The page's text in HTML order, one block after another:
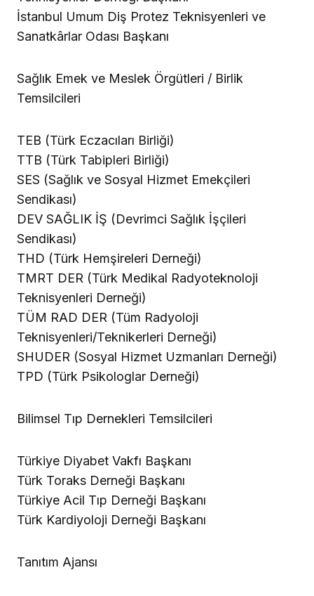
İstanbul Umum Diş Protez Teknisyenleri ve
Sanatkârlar Odası Başkanı
Sağlık Emek ve Meslek Örgütleri / Birlik
Temsilcileri
TEB (Türk Eczacıları Birliği)
TTB (Türk Tabipleri Birliği)
SES (Sağlık ve Sosyal Hizmet Emekçileri
Sendikası)
DEV SAĞLIK İŞ (Devrimci Sağlık İşçileri
Sendikası)
THD (Türk Hemşireleri Derneği)
TMRT DER (Türk Medikal Radyoteknoloji
Teknisyenleri Derneği)
TÜM RAD DER (Tüm Radyoloji
Teknisyenleri/Teknikerleri Derneği)
SHUDER (Sosyal Hizmet Uzmanları Derneği)
TPD (Türk Psikologlar Derneği)
Bilimsel Tıp Dernekleri Temsilcileri
Türkiye Diyabet Vakfı Başkanı
Türk Toraks Derneği Başkanı
Türkiye Acil Tıp Derneği Başkanı
Türk Kardiyoloji Derneği Başkanı
Tanıtım Ajansı